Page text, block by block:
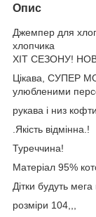
Опис
Джемпер для
хлопчика
ХІТ СЕЗОНУ!
Цікава, СУПЕР
улюбленими
рукава і низ
.Якість відмінна.!
Туреччина!
Матеріал 95%
Дітки будуть
розміри 104,,,